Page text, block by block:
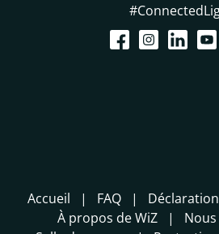
Accueil FAQ
À propos de WiZ